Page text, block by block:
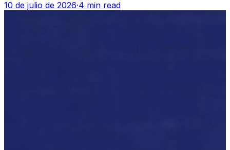
10 de julio de 2026·4 min read